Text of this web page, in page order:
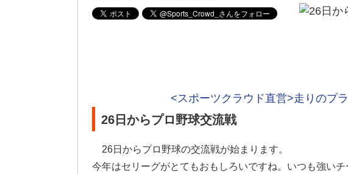
<スポーツクラウド直営>走りのプ
26日からプロ野球交流戦
26日からプロ野球の交流戦が始まります。
今年はセリーグがとてもおもしろいですね。いつも強い